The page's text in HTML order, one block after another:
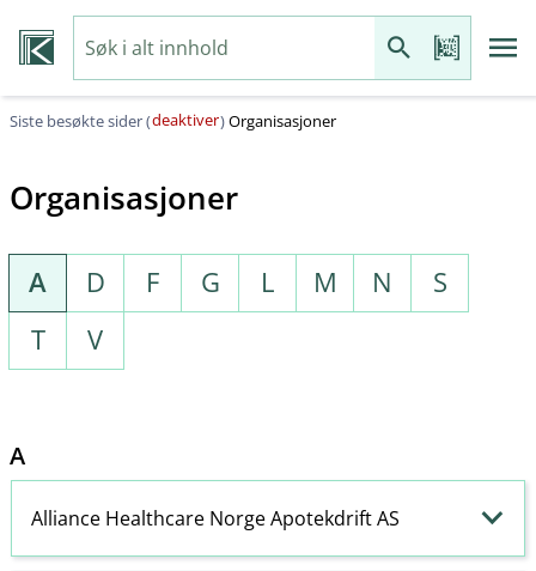
Siste besøkte sider (deaktiver)Organisasjoner
Organisasjoner
A D F G L M N
S
T
V
A
Alliance Healthcare Norge Apotekdrift AS